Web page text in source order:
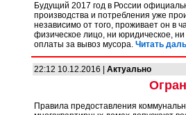
Будущий 2017 год в России
производства и потребления уже
независимо от того, проживает он в
физическое лицо, ни юридическое,
оплаты за вывоз мусора. Читать
22:12 10.12.2016 | Актуально
Правила предоставления